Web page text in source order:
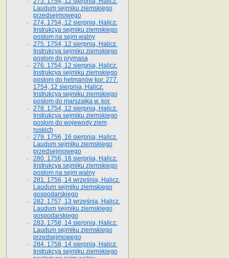
Laudum sejmiku ziemskiego
przedsejmowego
274. 1754, 12 sierpnia, Halicz.
Instrukcya sejmiku ziemskiego
posłom na sejm walny
275. 1754, 12 sierpnia, Halicz.
Instrukcya sejmiku ziemskiego
posłom do prymasa
276. 1754, 12 sierpnia, Halicz.
Instrukcya sejmiku ziemskiego
posłom do hetmanów kor. 277.
1754, 12 sierpnia, Halicz.
Instrukcya sejmiku ziemskiego
posłom do marszałka w. kor.
278. 1754, 12 sierpnia, Halicz.
Instrukcya sejmiku ziemskiego
posłom do wojewody ziem
ruskich
279. 1756, 16 sierpnia, Halicz.
Laudum sejmiku ziemskiego
przedsejmowego
280. 1756, 16 sierpnia, Halicz.
Instrukcya sejmiku ziemskiego
posłom na sejm walny
281. 1756, 14 września, Halicz.
Laudum sejmiku ziemskiego
gospodarskiego
282. 1757, 13 września, Halicz.
Laudum sejmiku ziemskiego
gospodarskiego
283. 1758, 14 sierpnia, Halicz.
Laudum sejmiku ziemskiego
przedsejmowego
284. 1758, 14 sierpnia, Halicz.
Instrukcya sejmiku ziemskiego